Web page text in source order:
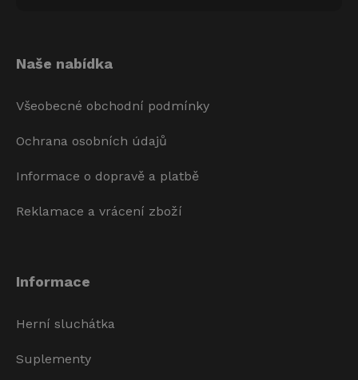
Naše nabídka
Všeobecné obchodní podmínky
Ochrana osobních údajů
Informace o dopravě a platbě
Reklamace a vrácení zboží
Informace
Herní sluchátka
Suplementy